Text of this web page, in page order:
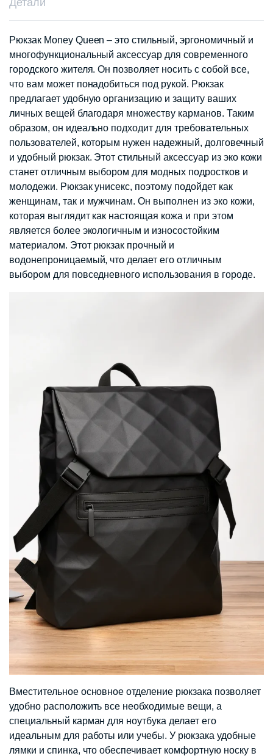
Детали
Рюкзак Money Queen – это стильный, эргономичный и
многофункциональный аксессуар для современного
городского жителя. Он позволяет носить с собой все,
что вам может понадобиться под рукой. Рюкзак
предлагает удобную организацию и защиту ваших
личных вещей благодаря множеству карманов. Таким
образом, он идеально подходит для требовательных
пользователей, которым нужен надежный, долговечный
и удобный рюкзак. Этот стильный аксессуар из эко кожи
станет отличным выбором для модных подростков и
молодежи. Рюкзак унисекс, поэтому подойдет как
женщинам, так и мужчинам. Он выполнен из эко кожи,
которая выглядит как настоящая кожа и при этом
является более экологичным и износостойким
материалом. Этот рюкзак прочный и
водонепроницаемый, что делает его отличным
выбором для повседневного использования в городе.
Вместительное основное отделение рюкзака позволяет
удобно расположить все необходимые вещи, а
специальный карман для ноутбука делает его
идеальным для работы или учебы. У рюкзака удобные
лямки и спинка, что обеспечивает комфортную носку в